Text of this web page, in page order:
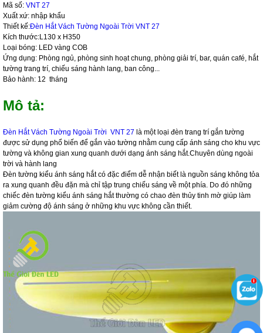
Mã số: VNT 27
Xuất xứ: nhập khẩu
Thiết kế:Đèn Hắt Vách Tường Ngoài Trời VNT 27
Kích thước:L130 x H350
Loại bóng: LED vàng COB
Ứng dụng: Phòng ngủ, phòng sinh hoạt chung, phòng giải trí, bar, quán café, hắt
tường trang trí, chiếu sáng hành lang, ban công...
Bảo hành: 12 tháng
Mô tả:
Đèn Hắt Vách Tường Ngoài Trời VNT 27 là một loại đèn trang trí gắn tường
được sử dụng phổ biến để gắn vào tường nhằm cung cấp ánh sáng cho khu vực
tường và không gian xung quanh dưới dạng ánh sáng hắt.Chuyên dùng ngoài
trời và hành lang
Đèn tường kiểu ánh sáng hắt có đặc điểm dễ nhận biết là nguồn sáng không tỏa
ra xung quanh đều đặn mà chỉ tập trung chiếu sáng về một phía. Do đó những
chiếc đèn tường kiểu ánh sáng hắt thường có chao đèn thủy tinh mờ giúp làm
giảm cường độ ánh sáng ở những khu vực không cần thiết.